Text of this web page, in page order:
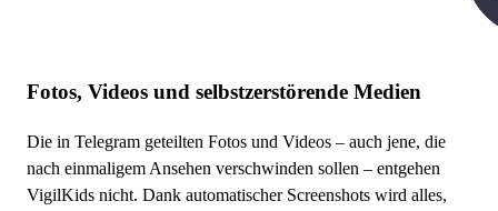
Fotos, Videos und selbstzerstörende Medien
Die in Telegram geteilten Fotos und Videos – auch jene, die
nach einmaligem Ansehen verschwinden sollen – entgehen
VigilKids nicht. Dank automatischer Screenshots wird alles,